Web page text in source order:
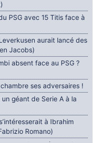
PSG avec 15 Titis face à
aurait lancé des
Jacobs)
absent face au PSG ?
ses adversaires !
un géant de Serie A à la
à Ibrahim
Romano)